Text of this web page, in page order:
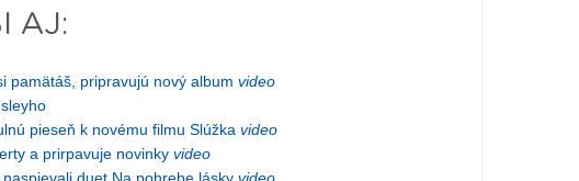
AJ:
pamätáš, pripravujú nový album video
pieseň k novému filmu Slúžka video
a prirpavuje novinky video